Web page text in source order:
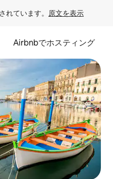
れています。 原文を表示
Airbnbでホスティング